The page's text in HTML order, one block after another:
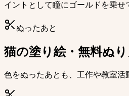
イントとして瞳にゴールドを乗せ
ぬったあと
猫の塗り絵・無料ぬ
色をぬったあとも、工作や教室活